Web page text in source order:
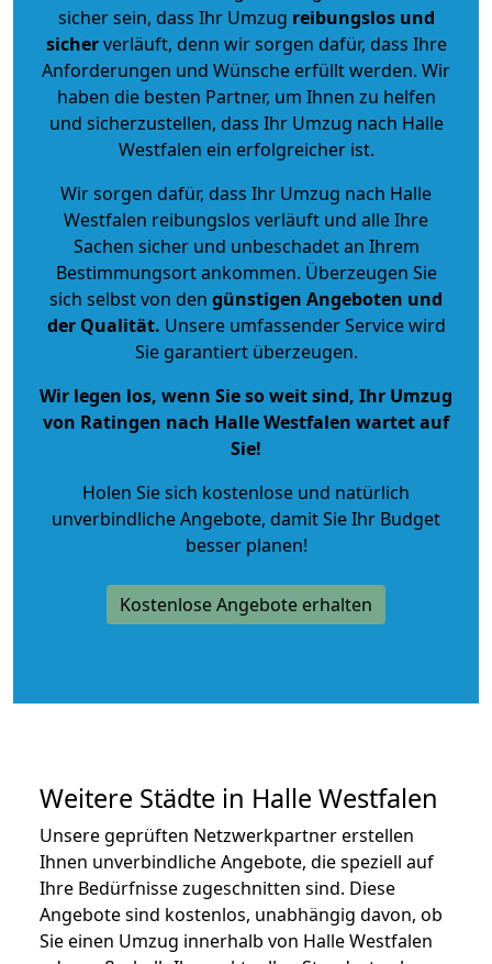
sicher sein, dass Ihr Umzug reibungslos und
sicherverläuft, denn wir sorgen dafür, dass Ihre
Anforderungen und Wünsche erfüllt werden. Wir
haben die besten Partner, um Ihnen zu helfen
und sicherzustellen, dass Ihr Umzug nach Halle
Westfalen ein erfolgreicher ist.
Wir sorgen dafür, dass Ihr Umzug nach Halle
Westfalen reibungslos verläuft und alle Ihre
Sachen sicher und unbeschadet an Ihrem
Bestimmungsort ankommen. Überzeugen Sie
sich selbst von den günstigen Angeboten und
der Qualität. Unsere umfassender Service wird
Sie garantiert überzeugen.
Wir legen los, wenn Sie so weit sind, Ihr Umzug
von Ratingen nach Halle Westfalen wartet auf
Sie!
Holen Sie sich kostenlose und natürlich
unverbindliche Angebote, damit Sie Ihr Budget
besser planen!
Kostenlose Angebote erhalten
Weitere Städte in Halle Westfalen
Unsere geprüften Netzwerkpartner erstellen
Ihnen unverbindliche Angebote, die speziell auf
Ihre Bedürfnisse zugeschnitten sind. Diese
Angebote sind kostenlos, unabhängig davon, ob
Sie einen Umzug innerhalb von Halle Westfalen